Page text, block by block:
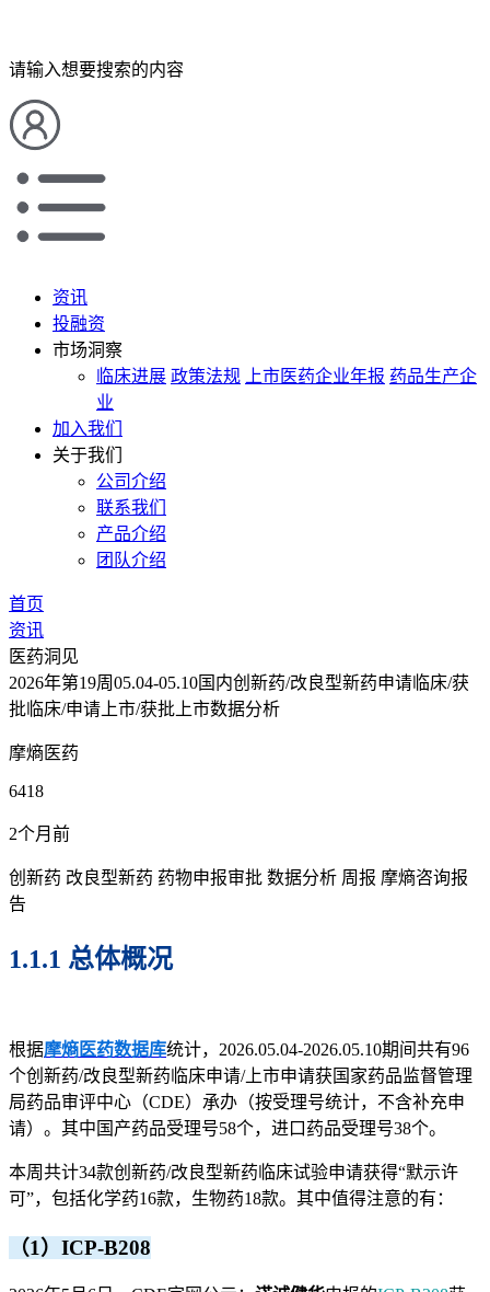
请输入想要搜索的内容
资讯
投融资
市场洞察
临床进展 政策法规 上市医药企业年报 药品生产企
业
加入我们
关于我们
公司介绍
联系我们
产品介绍
团队介绍
首页
资讯
医药洞见
2026年第19周05.04-05.10国内创新药/改良型新药申请临床/获
批临床/申请上市/获批上市数据分析
摩熵医药
6418
2个月前
创新药 改良型新药 药物申报审批 数据分析 周报 摩熵咨询报
告
1.1.1 总体概况
根据摩熵医药数据库统计，2026.05.04-2026.05.10期间共有96
个创新药/改良型新药临床申请/上市申请获国家药品监督管理
局药品审评中心（CDE）承办（按受理号统计，不含补充申
请）。其中国产药品受理号58个，进口药品受理号38个。
本周共计34款创新药/改良型新药临床试验申请获得“默示许
可”，包括化学药16款，生物药18款。其中值得注意的有：
（1）ICP-B208